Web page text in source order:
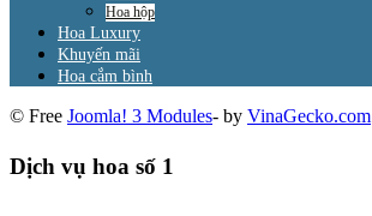
Hoa hộp
Hoa Luxury
Khuyến mãi
Hoa cắm bình
© Free Joomla! 3 Modules- by VinaGecko.com
Dịch vụ hoa số 1